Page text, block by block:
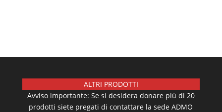
ALTRI PRODOTTI
Avviso importante: Se si desidera donare più di 20
prodotti siete pregati di contattare la sede ADMO